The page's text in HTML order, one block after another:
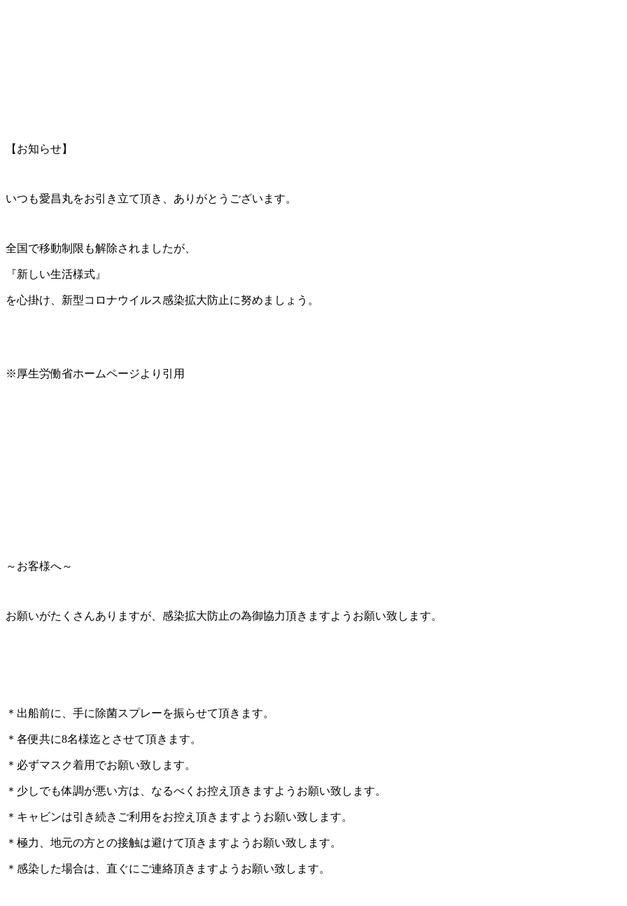
【お知らせ】
いつも愛昌丸をお引き立て頂き、ありがとうございます。
全国で移動制限も解除されましたが、
『新しい生活様式』
を心掛け、新型コロナウイルス感染拡大防止に努めましょう。
※厚生労働省ホームページより引用
～お客様へ～
お願いがたくさんありますが、感染拡大防止の為御協力頂きますようお願い致します。
＊出船前に、手に除菌スプレーを振らせて頂きます。
＊各便共に8名様迄とさせて頂きます。
＊必ずマスク着用でお願い致します。
＊少しでも体調が悪い方は、なるべくお控え頂きますようお願い致します。
＊キャビンは引き続きご利用をお控え頂きますようお願い致します。
＊極力、地元の方との接触は避けて頂きますようお願い致します。
＊感染した場合は、直ぐにご連絡頂きますようお願い致します。